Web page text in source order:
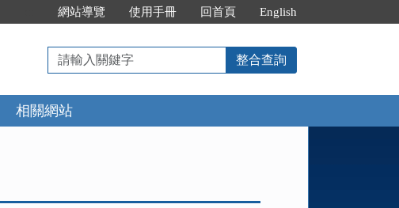
網站導覽 使用手冊 回首頁 English
請
輸
入
關
鍵
整合查詢
相關網站